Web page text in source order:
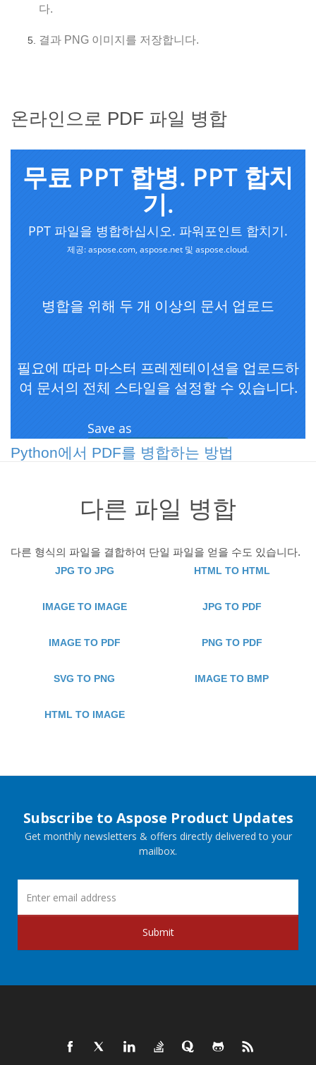
다.
결과 PNG 이미지를 저장합니다.
온라인으로 PDF 파일 병합
Python에서 PDF를 병합하는 방법
다른 파일 병합
다른 형식의 파일을 결합하여 단일 파일을 얻을 수도 있습니다.
JPG TO JPG HTML TO HTML
IMAGE TO IMAGE JPG TO PDF
IMAGE TO PDF PNG TO PDF
SVG TO PNG IMAGE TO BMP
HTML TO IMAGE
Subscribe to Aspose Product Updates
Get monthly newsletters & offers directly delivered to your
mailbox.
Submit